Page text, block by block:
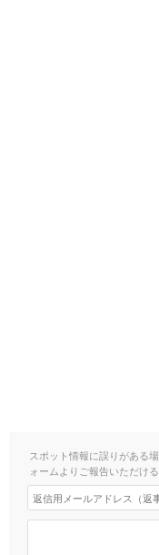
スポット情報に誤りがある
ォームよりご報告いただける